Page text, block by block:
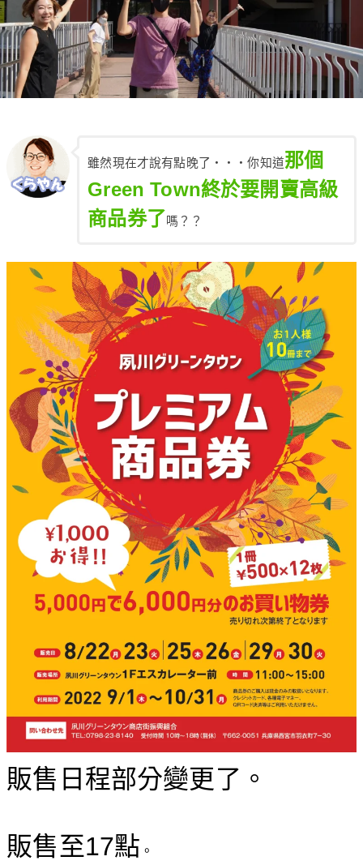
雖然現在才說有點晚了・・・你知道那個
Green Town終於要開賣高級
商品券了嗎？？
販售日程部分變更了。
販售至17點 。